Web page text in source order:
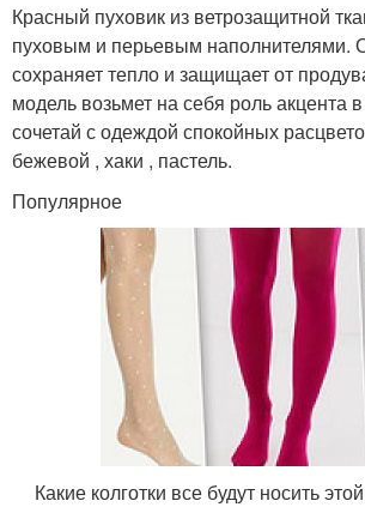
Красный пуховик из ветрозащитной
пуховым и перьевым наполнителями.
сохраняет тепло и защищает от
модель возьмет на себя роль акцента
сочетай с одеждой спокойных
бежевой , хаки , пастель.
Популярное
Какие колготки все будут носить